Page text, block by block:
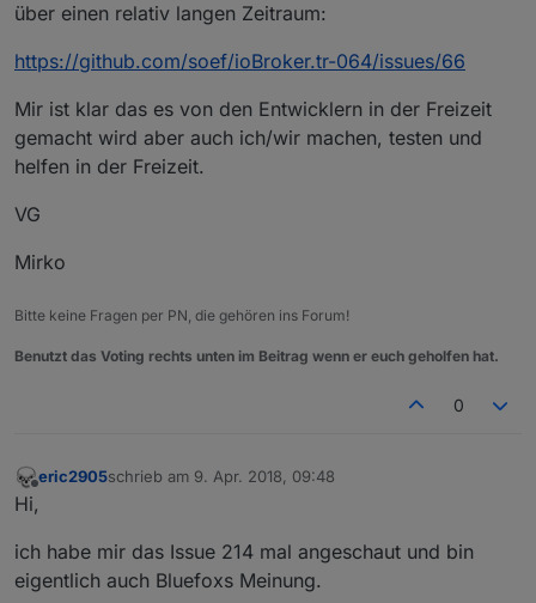
über einen relativ langen Zeitraum:
https://github.com/soef/ioBroker.tr-064/issues/66
Mir ist klar das es von den Entwicklern in der Freizeit
gemacht wird aber auch ich/wir machen, testen und
helfen in der Freizeit.
VG
Mirko
Bitte keine Fragen per PN, die gehören ins Forum!
Benutzt das Voting rechts unten im Beitrag wenn er euch geholfen hat.
0
eric2905schrieb am 9. Apr. 2018, 09:48
zuletzt editiert von
Hi,
ich habe mir das Issue 214 mal angeschaut und bin
eigentlich auch Bluefoxs Meinung.